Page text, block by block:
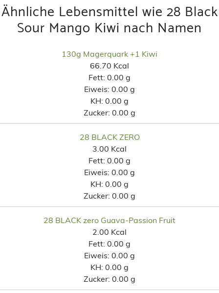
Ähnliche Lebensmittel wie 28 Black
Sour Mango Kiwi nach Namen
130g Magerquark +1 Kiwi
66.70 Kcal
Fett: 0.00 g
Eiweis: 0.00 g
KH: 0.00 g
Zucker: 0.00 g
28 BLACK ZERO
3.00 Kcal
Fett: 0.00 g
Eiweis: 0.00 g
KH: 0.00 g
Zucker: 0.00 g
28 BLACK zero Guava-Passion Fruit
2.00 Kcal
Fett: 0.00 g
Eiweis: 0.00 g
KH: 0.00 g
Zucker: 0.00 g